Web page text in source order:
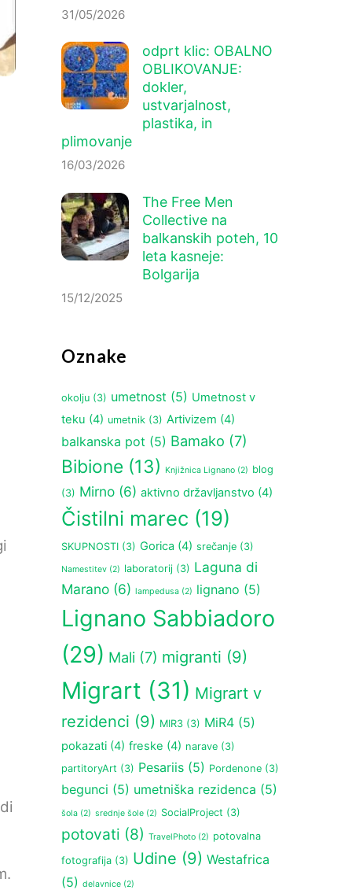
31/05/2026
odprt klic: OBALNO
OBLIKOVANJE:
dokler,
ustvarjalnost,
plastika, in
plimovanje
16/03/2026
The Free Men
Collective na
balkanskih poteh, 10
leta kasneje:
Bolgarija
15/12/2025
Oznake
okolju(3) umetnost (5) Umetnost v
teku (4) umetnik(3) Artivizem (4)
balkanska pot (5) Bamako (7)
Bibione (13) Knjižnica Lignano(2) blog
(3) Mirno(6) aktivno državljanstvo (4)
Čistilni marec (19)
SKUPNOSTI(3) Gorica(4) srečanje(3)
Namestitev(2) laboratorij(3) Laguna di
Marano(6) lampedusa(2) lignano (5)
Lignano Sabbiadoro
(29) Mali(7) migranti (9)
Migrart (31) Migrart v
rezidenci (9) MIR3(3) MiR4(5)
pokazati(4) freske (4) narave(3)
partitoryArt (3) Pesariis(5) Pordenone(3)
begunci (5) umetniška rezidenca (5)
šola(2) srednje šole(2) SocialProject (3)
potovati (8) TravelPhoto(2) potovalna
fotografija(3) Udine (9) Westafrica
(5) delavnice(2)